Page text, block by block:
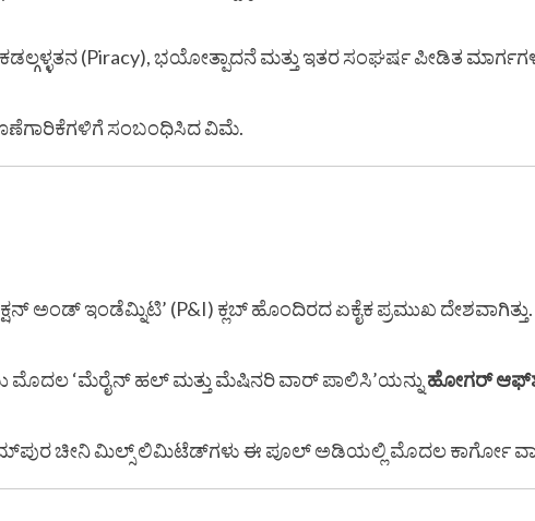
(Piracy), ಭಯೋತ್ಪಾದನೆ ಮತ್ತು ಇತರ ಸಂಘರ್ಷ ಪೀಡಿತ
ಸಂಬಂಧಿಸಿದ ವಿಮೆ.
ಅಂಡ್ ಇಂಡೆಮ್ನಿಟಿ’ (P&I) ಕ್ಲಬ್ ಹೊಂದಿರದ ಏಕೈಕ ಪ್ರಮುಖ ದೇಶವಾಗಿತ್ತು.
ಮೊದಲ ‘ಮೆರೈನ್ ಹಲ್ ಮತ್ತು ಮೆಷಿನರಿ ವಾರ್ ಪಾಲಿಸಿ’ಯನ್ನುಹೋಗರ್
ಚೀನಿ ಮಿಲ್ಸ್ ಲಿಮಿಟೆಡ್‌ಗಳು ಈ ಪೂಲ್ ಅಡಿಯಲ್ಲಿ ಮೊದಲ ಕಾರ್ಗೋ